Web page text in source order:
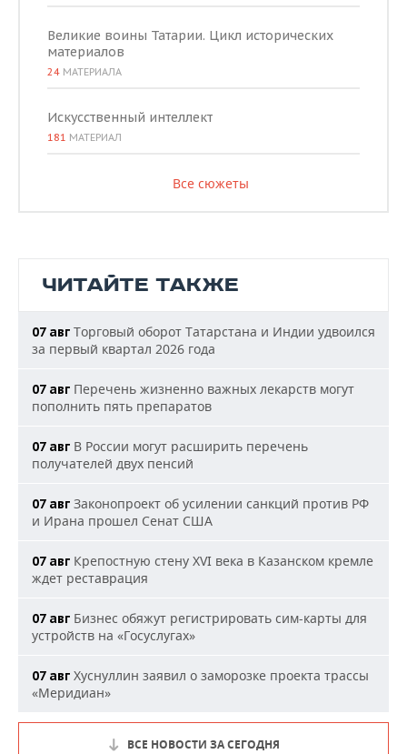
Великие воины Татарии. Цикл исторических
материалов
24 МАТЕРИАЛА
Искусственный интеллект
181 МАТЕРИАЛ
Все сюжеты
ЧИТАЙТЕ ТАКЖЕ
07 авг Торговый оборот Татарстана и Индии удвоился
за первый квартал 2026 года
07 авг Перечень жизненно важных лекарств могут
пополнить пять препаратов
07 авг В России могут расширить перечень
получателей двух пенсий
07 авг Законопроект об усилении санкций против РФ
и Ирана прошел Сенат США
07 авг Крепостную стену XVI века в Казанском кремле
ждет реставрация
07 авг Бизнес обяжут регистрировать сим-карты для
устройств на «Госуслугах»
07 авг Хуснуллин заявил о заморозке проекта трассы
«Меридиан»
ВСЕ НОВОСТИ ЗА СЕГОДНЯ